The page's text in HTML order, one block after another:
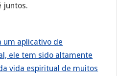
juntos.
um aplicativo de
ele tem sido altamente
vida espiritual de muitos